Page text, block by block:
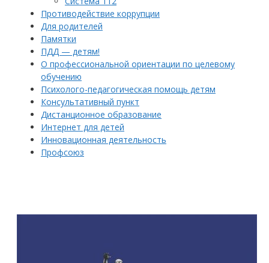
Противодействие коррупции
Для родителей
Памятки
ПДД — детям!
О профессиональной ориентации по целевому
обучению
Психолого-педагогическая помощь детям
Консультативный пункт
Дистанционное образование
Интернет для детей
Инновационная деятельность
Профсоюз